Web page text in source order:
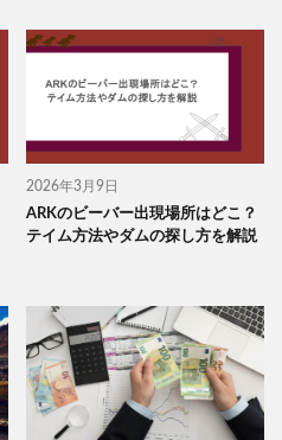
2026年3月9日
ARKのビーバー出現場所はどこ？
テイム方法やダムの探し方を解説